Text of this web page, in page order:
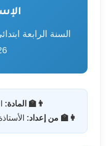
السنة الرابعة
👨‍🏫 المادة:
👩‍🏫 من إعداد: